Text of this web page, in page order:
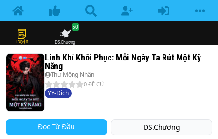
Truyện DS.Chương
50
Linh Khí Khôi Phục: Mỗi Ngày Ta Rút Một Kỹ
Năng
Thư Mộng Nhân
0 ĐỀ CỬ
YY-Dịch
Đọc Từ Đầu DS.Chương